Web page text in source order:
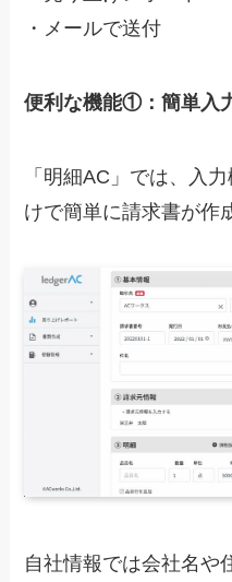
・メールで送付
便利な機能①：簡単入
「明細AC」では、
入
けで簡単に請求書が作
自社情報では会社名や